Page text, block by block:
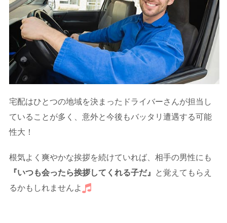
宅配はひとつの地域を決まったドライバーさんが担当し
ていることが多く、意外と今後もバッタリ遭遇する可能
性大！
根気よく爽やかな挨拶を続けていれば、相手の男性にも
『いつも会ったら挨拶してくれる子だ』
と覚えてもらえ
るかもしれませんよ